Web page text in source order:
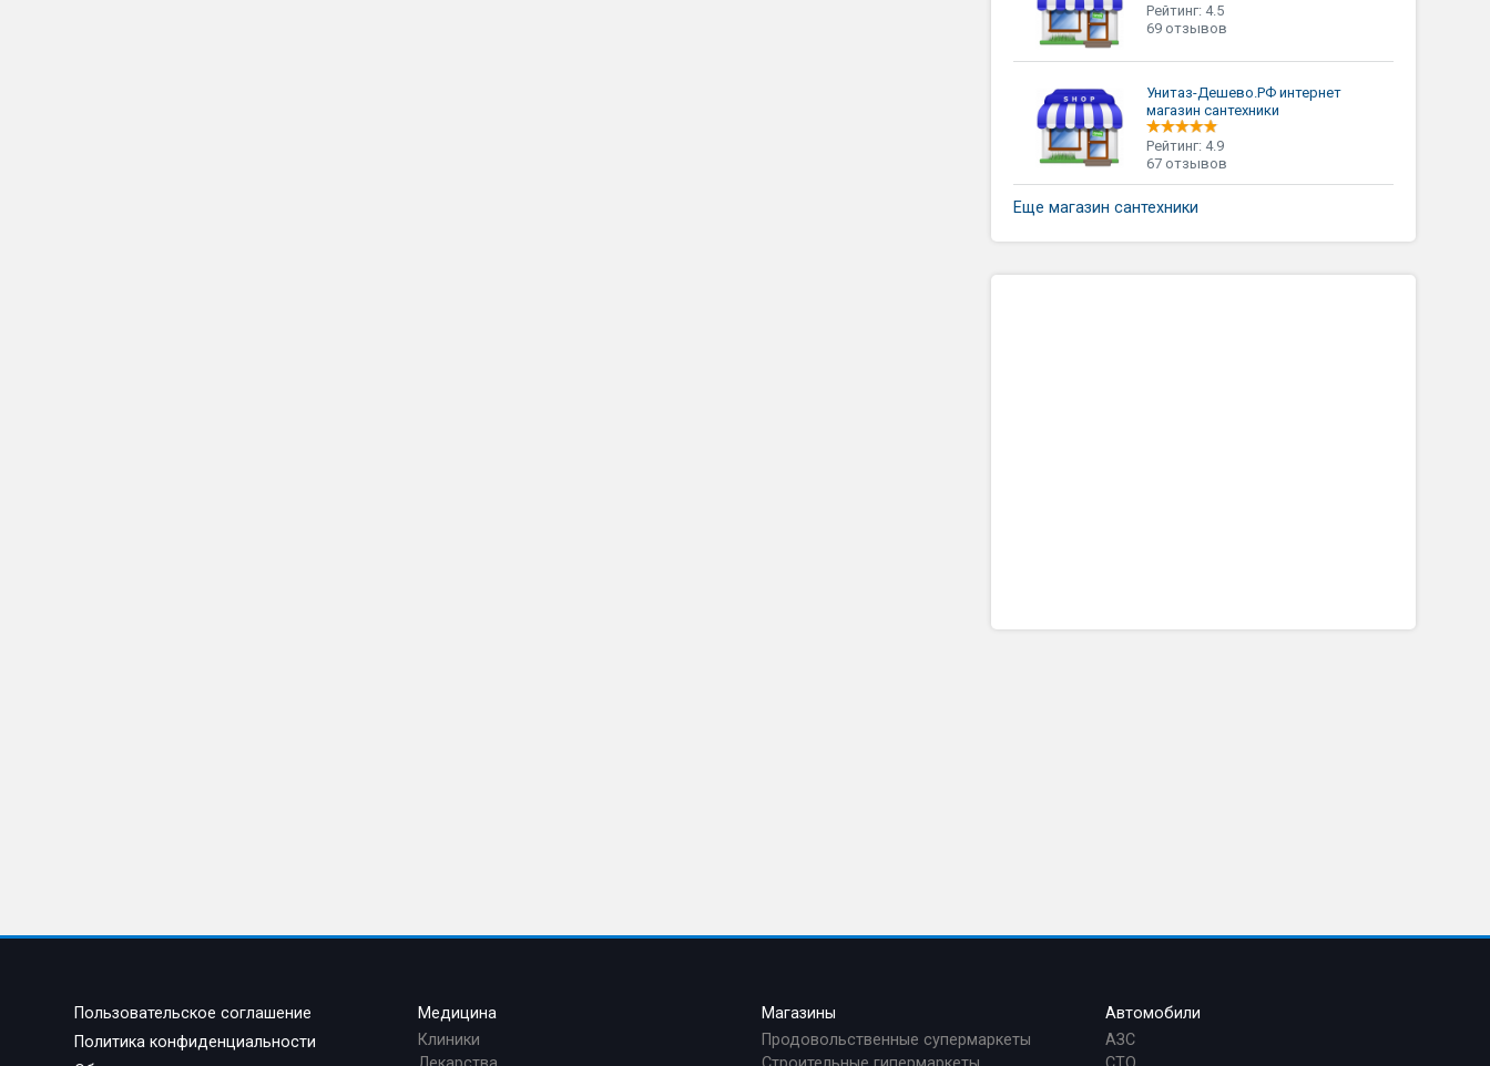
Рейтинг: 4.5
69 отзывов
Унитаз-Дешево.РФ интернет
магазин сантехники
Рейтинг: 4.9
67 отзывов
Еще магазин сантехники
Пользовательское соглашение
Политика конфиденциальности
Медицина
Клиники
Магазины
Продовольственные супермаркеты
Автомобили
АЗС